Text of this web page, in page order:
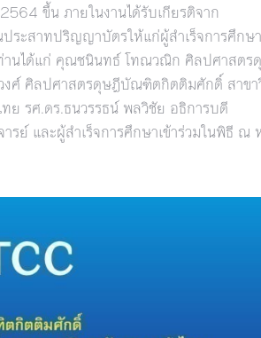
ขึ้น ภายในงานได้รับเกียรติจาก
ระสาทปริญญาบัตรให้แก่ผู้สำเร็จการศึกษ
นได้แก่ คุณชนินทธ์ โทณวณิก ศิลปศาสตร
งศ์ ศิลปศาสตรดุษฎีบัณฑิตกิตติมศักดิ์ สาขา
ย รศ.ดร.ธนวรรธน์ พลวิชัย อธิการบดี
ย์ และผู้สำเร็จการศึกษาเข้าร่วมในพิธี ณ